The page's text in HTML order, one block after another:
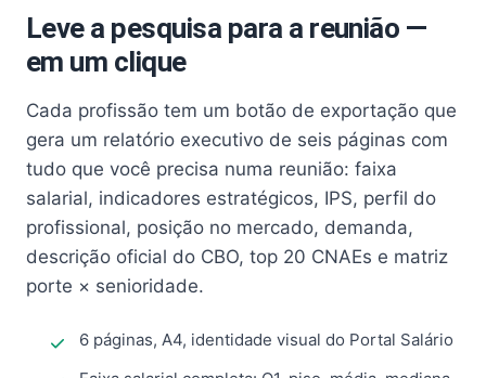
Leve a pesquisa para a reunião —
em um clique
Cada profissão tem um botão de exportação que
gera um relatório executivo de seis páginas com
tudo que você precisa numa reunião: faixa
salarial, indicadores estratégicos, IPS, perfil do
profissional, posição no mercado, demanda,
descrição oficial do CBO, top 20 CNAEs e matriz
porte × senioridade.
6 páginas, A4, identidade visual do Portal Salário